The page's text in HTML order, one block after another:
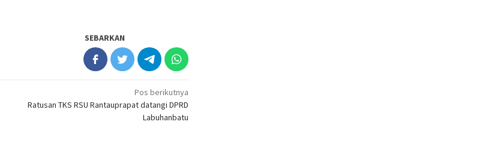
SEBARKAN
Pos berikutnya
Ratusan TKS RSU Rantauprapat datangi DPRD
Labuhanbatu